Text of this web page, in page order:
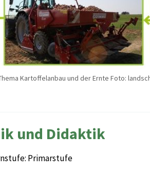
Kartoffelanbau und der Ernte Foto:
und Didaktik
Primarstufe